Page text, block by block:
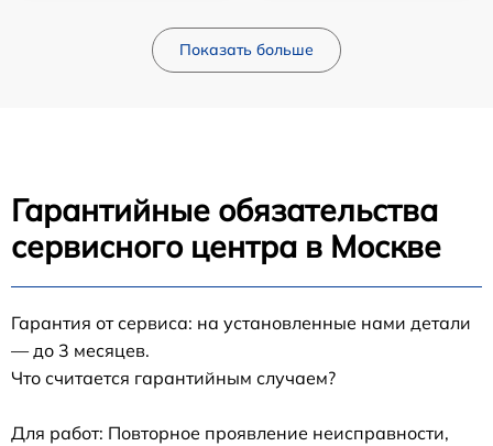
Показать больше
Гарантийные обязательства
сервисного центра в Москве
Гарантия от сервиса: на установленные нами детали
— до 3 месяцев.
Что считается гарантийным случаем?
Для работ: Повторное проявление неисправности,